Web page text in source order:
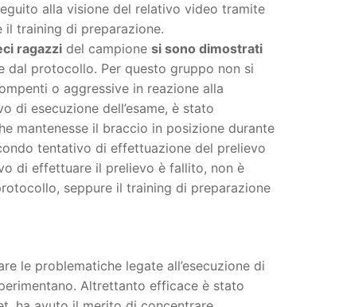
alla visione del relativo video tramite
training di preparazione.
ragazzi del campione si sono dimostrati
dal protocollo. Per questo gruppo non si
o aggressive in reazione alla
di esecuzione dell’esame, è stato
mantenesse il braccio in posizione durante
tentativo di effettuazione del prelievo
di effettuare il prelievo è fallito, non è
seppure il training di preparazione
le problematiche legate all’esecuzione di
Altrettanto efficace è stato